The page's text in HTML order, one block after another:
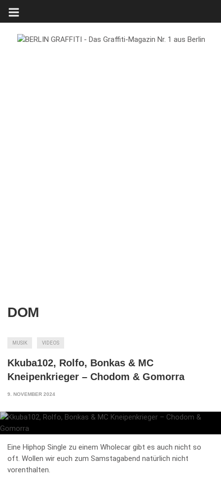
DOM
MUSIK VIDEOS
Kkuba102, Rolfo, Bonkas & MC
Kneipenkrieger – Chodom & Gomorra
9. NOVEMBER 2024
Eine Hiphop Single zu einem Wholecar gibt es auch nicht so
oft. Wollen wir euch zum Samstagabend natürlich nicht
vorenthalten.